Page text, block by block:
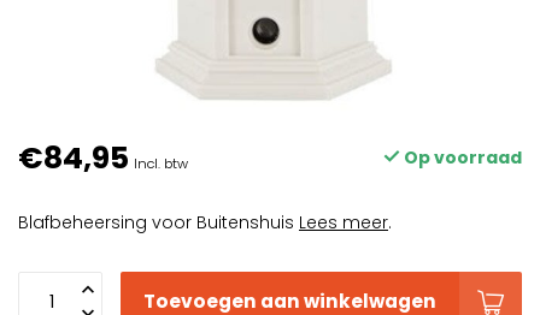
€84,95 Incl. btw Op voorraad
Blafbeheersing voor Buitenshuis Lees meer.
Toevoegen aan winkelwagen